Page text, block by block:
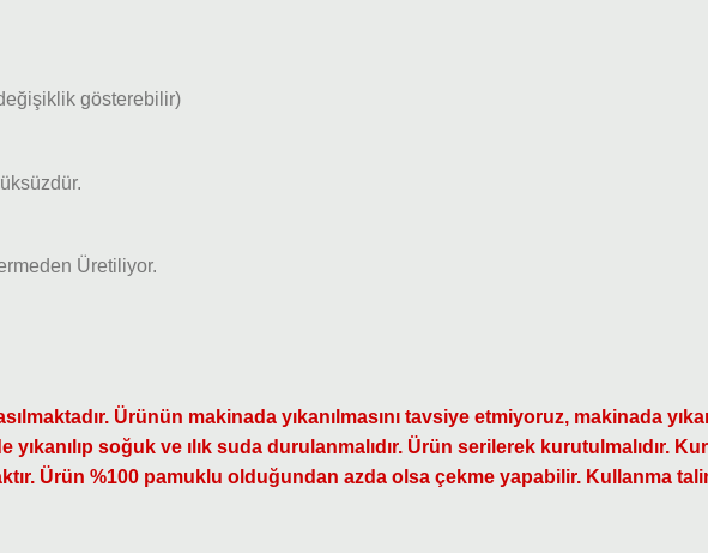
gösterebilir)
Üretiliyor.
Ürünün makinada yıkanılmasını tavsiye etmiyoruz, makinada
soğuk ve ılık suda durulanmalıdır. Ürün serilerek kurutulmalıdır.
Ürün %100 pamuklu olduğundan azda olsa çekme yapabilir. Kullanma